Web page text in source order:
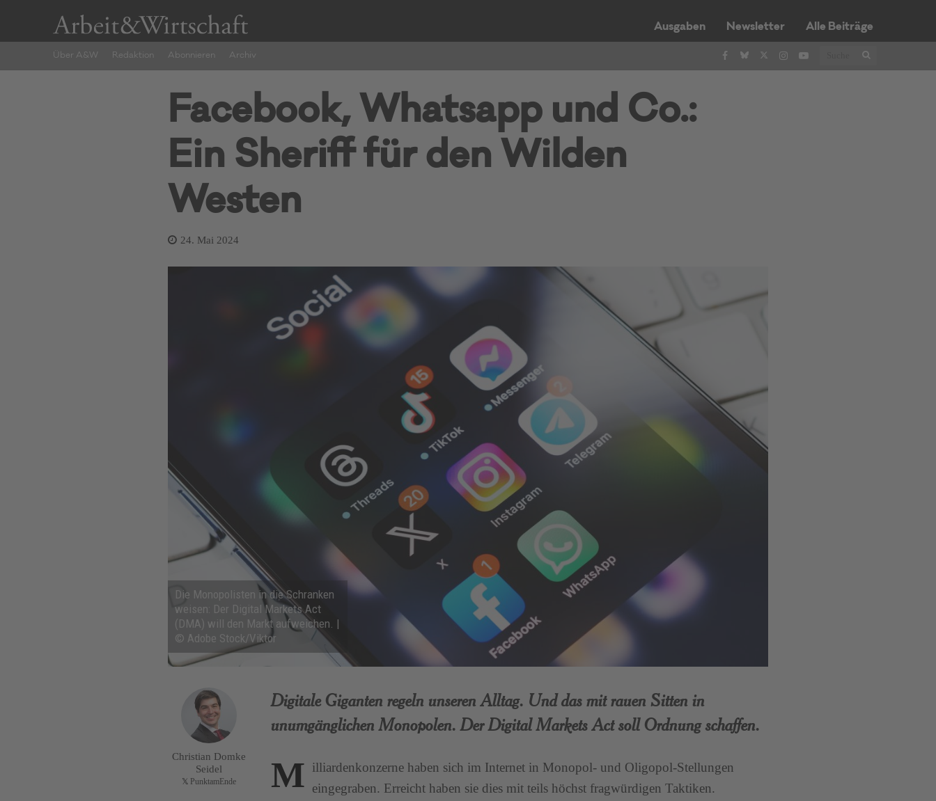
Ausgaben Newsletter Alle Beiträge
Über A&W Redaktion Abonnieren Archiv
Facebook, Whatsapp und Co.:
Ein Sheriff für den Wilden
Westen
24. Mai 2024
Die Monopolisten in die Schranken
weisen: Der Digital Markets Act
(DMA) will den Markt aufweichen. |
© Adobe Stock/Viktor
Christian Domke
Seidel
PunktamEnde
Digitale Giganten regeln unseren Alltag. Und das mit rauen Sitten in
unumgänglichen Monopolen. Der Digital Markets Act soll Ordnung schaffen.
M illiardenkonzerne haben sich im Internet in Monopol- und Oligopol-Stellungen
eingegraben. Erreicht haben sie dies mit teils höchst fragwürdigen Taktiken.